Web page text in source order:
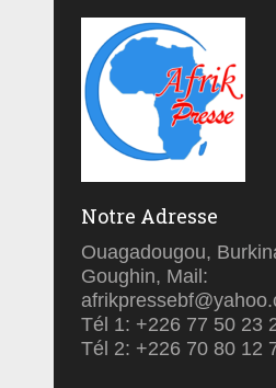
Notre Adresse
Ouagadougou,
Goughin, Mail:
Tél 1: +226 77 50 23
Tél 2: +226 70 80 12